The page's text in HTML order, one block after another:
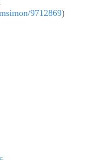
9712869)